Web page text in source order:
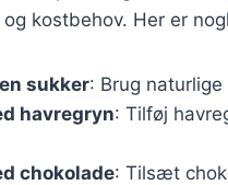
kostbehov. Her er
sukker: Brug
havregryn: Tilføj
chokolade: Tilsæt